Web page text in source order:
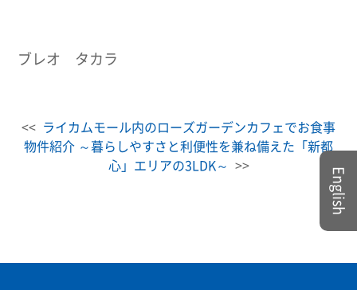
ブレオ タカラ
<<
ライカムモール内のローズガーデンカフェでお食事
物件紹介 ～暮らしやすさと利便性を兼ね備えた「新都
心」エリアの3LDK～
>>
English